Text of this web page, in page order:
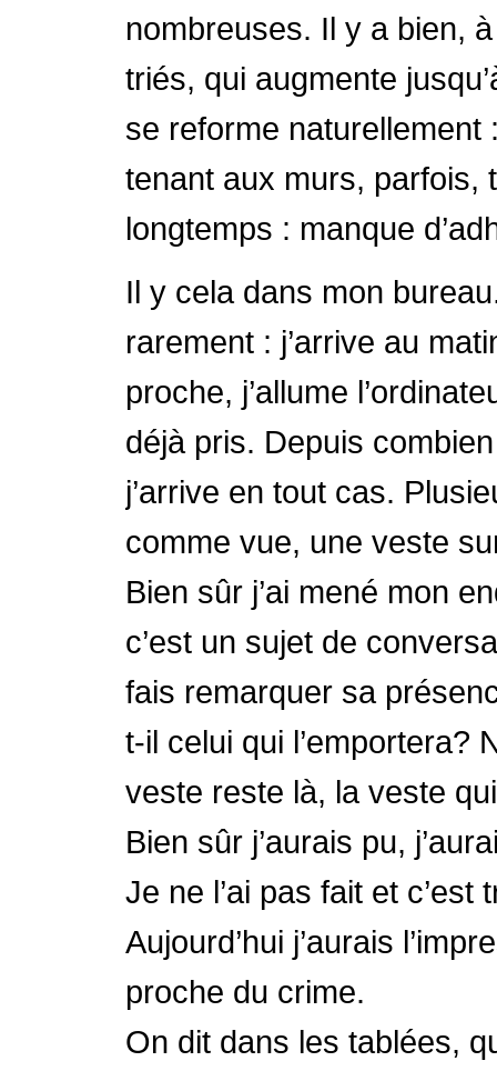
nombreuses. Il y a bien,
triés, qui augmente
se reforme naturellement
tenant aux murs, parfois,
longtemps : manque
Il y cela dans mon
rarement : j’arrive au
proche, j’allume
déjà pris. Depuis
j’arrive en tout cas.
comme vue, une veste
Bien sûr j’ai mené mon
c’est un sujet de
fais remarquer sa
t-il celui qui l’emportera?
veste reste là, la veste
Bien sûr j’aurais pu,
Je ne l’ai pas fait et c’est
Aujourd’hui j’aurais
proche du crime.
On dit dans les tablées,